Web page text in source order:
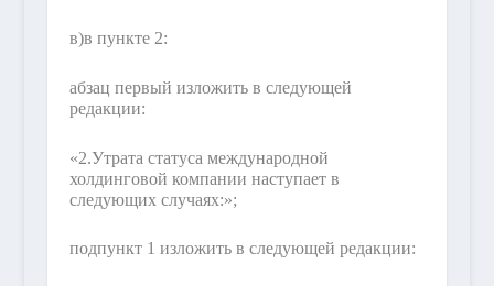
в)в пункте 2:
абзац первый изложить в следующей
редакции:
«2.Утрата статуса международной
холдинговой компании наступает в
следующих случаях:»;
подпункт 1 изложить в следующей редакции: